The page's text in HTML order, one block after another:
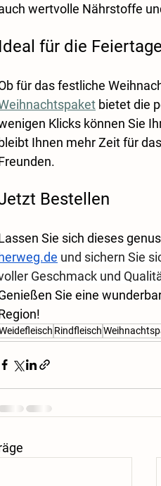
wertvolle Nährstoffe
Ideal für die Feiertage
für das festliche
bietet die
Klicks können Sie
Ihnen mehr Zeit für
Bestellen
Sie sich dieses
und sichern Sie
Geschmack und
Sie eine
Rindfleisch